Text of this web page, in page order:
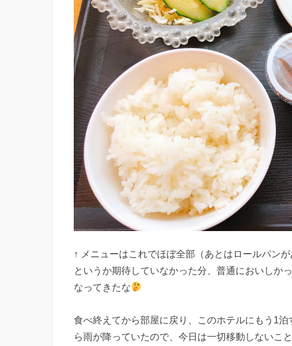
↑ メニューはこれでほぼ全部（あとはロールパン
というか期待していなかった分、普通においしか
なってきたな
食べ終えてから部屋に戻り、このホテルにもう1
ら雨が降っていたので、今日は一切移動しないこと